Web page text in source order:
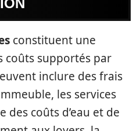
constituent une
coûts supportés par
inclure des frais
les services
des coûts d’eau et de